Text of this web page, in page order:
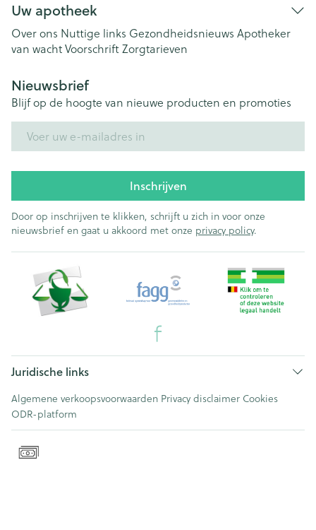
Uw apotheek
Over ons Nuttige links Gezondheidsnieuws Apotheker
van wachtVoorschriftZorgtarieven
Nieuwsbrief
Blijf op de hoogte van nieuwe producten en promoties
Inschrijven
Door op inschrijven te klikken, schrijft u zich in voor onze
nieuwsbrief en gaat u akkoord met onze privacy policy.
Juridische links
Algemene verkoopsvoorwaarden Privacy disclaimer Cookies
ODR-platform